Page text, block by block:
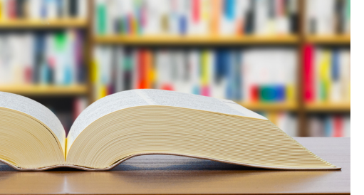
功させるポイント
る本」を置く
する
る
務に使用する場合は注意
設置する際には効率良く活用する工夫が必要